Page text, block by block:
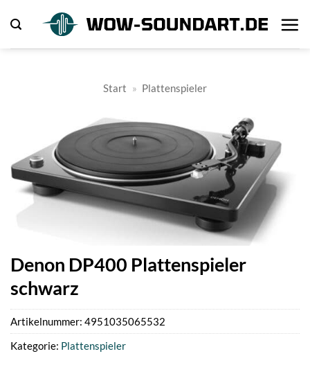
Inhalt
springen
Start » Plattenspieler
Denon DP400 Plattenspieler
schwarz
Artikelnummer: 4951035065532
Kategorie: Plattenspieler